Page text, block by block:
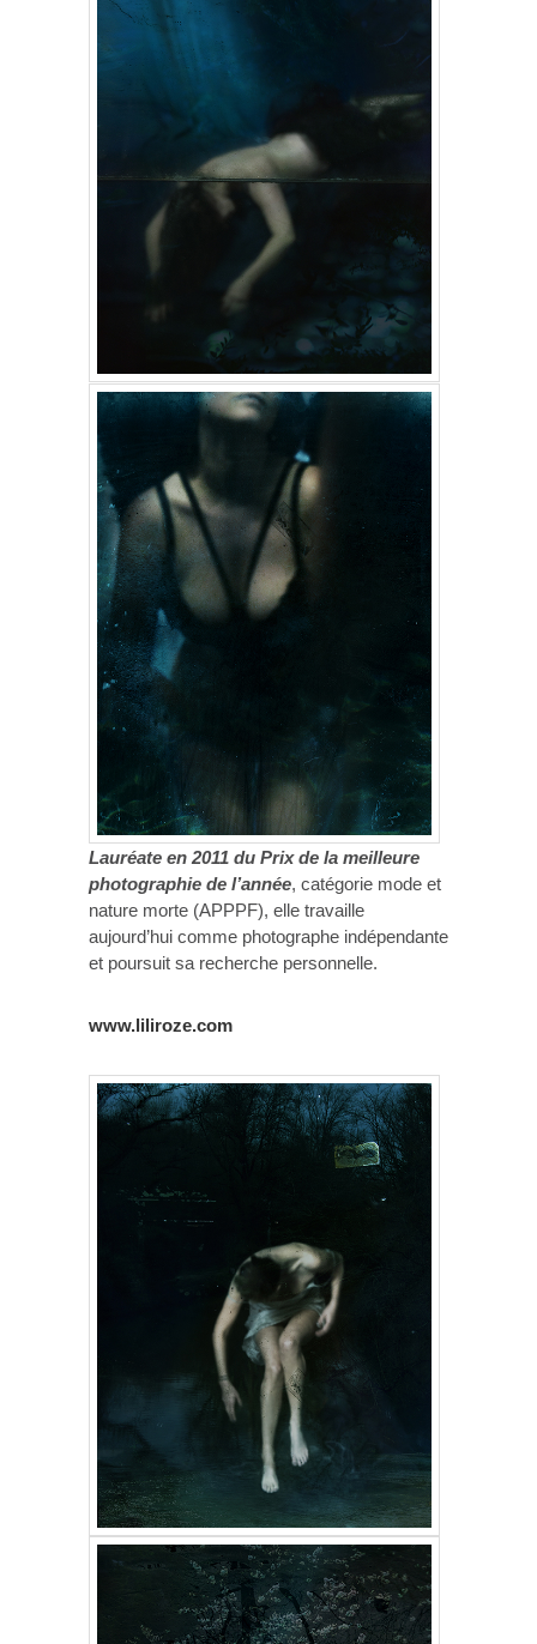
Lauréate en 2011 du Prix de la meilleure
photographie de l’année, catégorie mode et
nature morte (APPPF), elle travaille
aujourd’hui comme photographe indépendante
et poursuit sa recherche personnelle.
www.liliroze.com